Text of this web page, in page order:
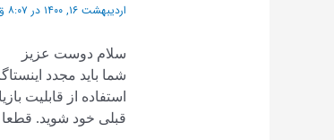
اردیبهشت ۱۶, ۱۴۰۰ در ۸:۰۷ ق.ظ
سلام دوست عزیز
شما باید مجدد
استفاده از قابلیت
قبلی خود شوید. قطعا